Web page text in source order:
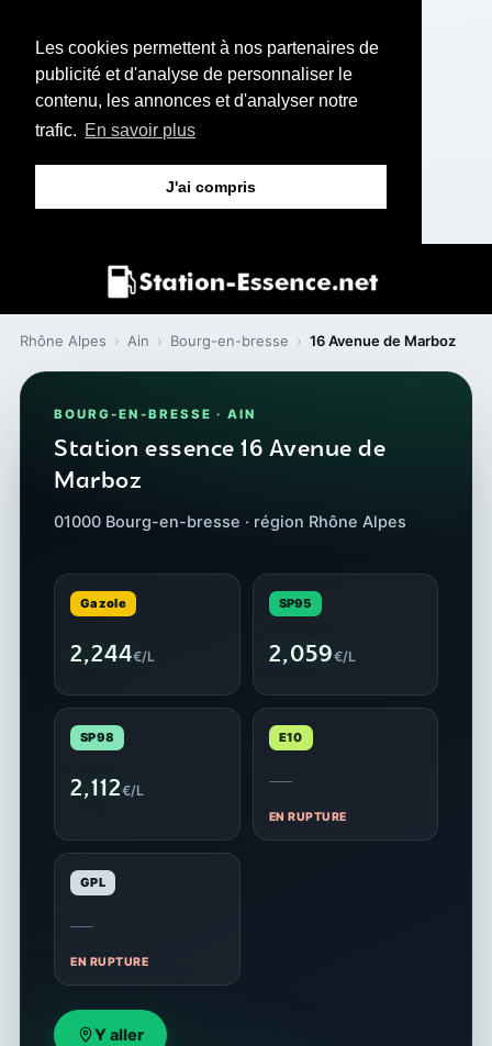
Les cookies permettent à nos partenaires de
publicité et d'analyse de personnaliser le
contenu, les annonces et d'analyser notre
trafic. En savoir plus
J'ai compris
Rhône Alpes › Ain › Bourg-en-bresse › 16 Avenue de Marboz
BOURG-EN-BRESSE · AIN
Station essence 16 Avenue de
Marboz
01000 Bourg-en-bresse · région Rhône Alpes
Gazole
2,244€/L
SP95
2,059€/L
SP98
2,112€/L
E10
—
EN RUPTURE
GPL
—
EN RUPTURE
Y aller